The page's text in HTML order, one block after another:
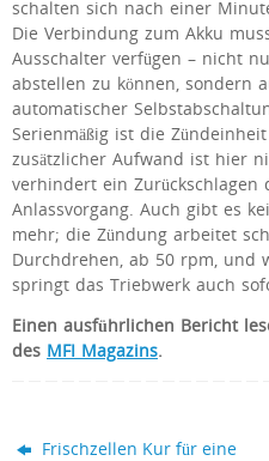
schalten sich nach einer
Die Verbindung zum Akku
Ausschalter verfügen – nicht
abstellen zu können, sondern
automatischer
Serienmäßig ist die
zusätzlicher Aufwand ist hier
verhindert ein Zurückschlagen
Anlassvorgang. Auch gibt es
mehr; die Zündung arbeitet
Durchdrehen, ab 50 rpm, und
springt das Triebwerk auch
Einen ausführlichen Bericht
des MFI Magazins.
Frischzellen Kur für eine